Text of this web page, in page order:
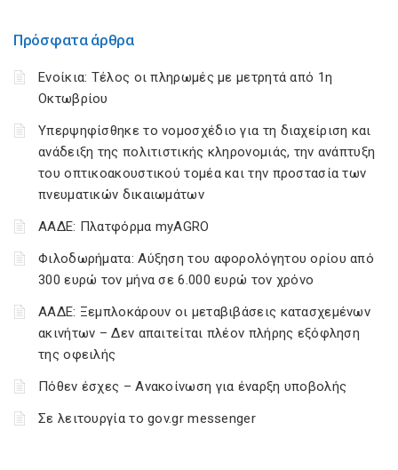
Πρόσφατα άρθρα
Ενοίκια: Τέλος οι πληρωμές με μετρητά από 1η
Οκτωβρίου
Υπερψηφίσθηκε το νομοσχέδιο για τη διαχείριση και
ανάδειξη της πολιτιστικής κληρονομιάς, την ανάπτυξη
του οπτικοακουστικού τομέα και την προστασία των
πνευματικών δικαιωμάτων
ΑΑΔΕ: Πλατφόρμα myAGRO
Φιλοδωρήματα: Αύξηση του αφορολόγητου ορίου από
300 ευρώ τον μήνα σε 6.000 ευρώ τον χρόνο
ΑΑΔΕ: Ξεμπλοκάρουν οι μεταβιβάσεις κατασχεμένων
ακινήτων – Δεν απαιτείται πλέον πλήρης εξόφληση
της οφειλής
Πόθεν έσχες – Ανακοίνωση για έναρξη υποβολής
Σε λειτουργία το gov.gr messenger